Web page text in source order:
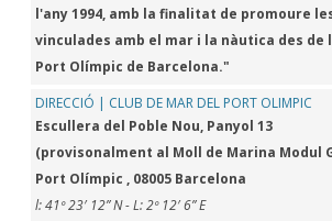
l'any 1994, amb la finalitat de promoure
vinculades amb el mar i la nàutica des de
Port Olímpic de Barcelona."
DIRECCIÓ | CLUB DE MAR DEL PORT OLIMPIC
Escullera del Poble Nou, Panyol 13
(provisonalment al Moll de Marina Modul
Port Olímpic , 08005 Barcelona
l: 41º 23′ 12” N - L: 2º 12′ 6” E